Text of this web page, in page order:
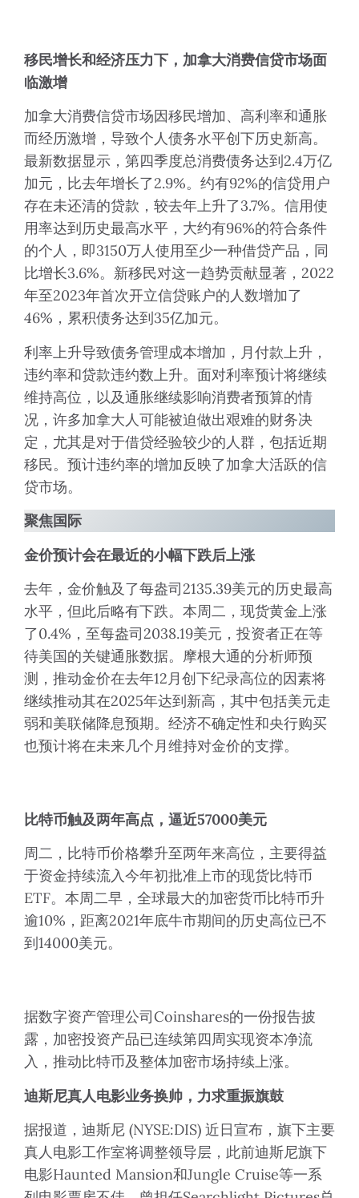
移民增长和经济压力下，加拿大消费信贷市场面
临激增
加拿大消费信贷市场因移民增加、高利率和通胀
而经历激增，导致个人债务水平创下历史新高。
最新数据显示，第四季度总消费债务达到2.4万亿
加元，比去年增长了2.9%。约有92%的信贷用户
存在未还清的贷款，较去年上升了3.7%。信用使
用率达到历史最高水平，大约有96%的符合条件
的个人，即3150万人使用至少一种借贷产品，同
比增长3.6%。新移民对这一趋势贡献显著，2022
年至2023年首次开立信贷账户的人数增加了
46%，累积债务达到35亿加元。
利率上升导致债务管理成本增加，月付款上升，
违约率和贷款违约数上升。面对利率预计将继续
维持高位，以及通胀继续影响消费者预算的情
况，许多加拿大人可能被迫做出艰难的财务决
定，尤其是对于借贷经验较少的人群，包括近期
移民。预计违约率的增加反映了加拿大活跃的信
贷市场。
聚焦国际
金价预计会在最近的小幅下跌后上涨
去年，金价触及了每盎司2135.39美元的历史最高
水平，但此后略有下跌。本周二，现货黄金上涨
了0.4%，至每盎司2038.19美元，投资者正在等
待美国的关键通胀数据。摩根大通的分析师预
测，推动金价在去年12月创下纪录高位的因素将
继续推动其在2025年达到新高，其中包括美元走
弱和美联储降息预期。经济不确定性和央行购买
也预计将在未来几个月维持对金价的支撑。
比特币触及两年高点，逼近57000美元
周二，比特币价格攀升至两年来高位，主要得益
于资金持续流入今年初批准上市的现货比特币
ETF。本周二早，全球最大的加密货币比特币升
逾10%，距离2021年底牛市期间的历史高位已不
到14000美元。
据数字资产管理公司Coinshares的一份报告披
露，加密投资产品已连续第四周实现资本净流
入，推动比特币及整体加密市场持续上涨。
迪斯尼真人电影业务换帅，力求重振旗鼓
据报道，迪斯尼 (NYSE:DIS) 近日宣布，旗下主要
真人电影工作室将调整领导层，此前迪斯尼旗下
电影Haunted Mansion和Jungle Cruise等一系